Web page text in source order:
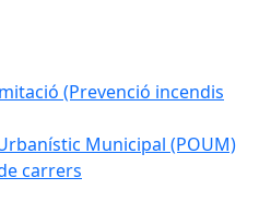
(Prevenció incendis
Municipal (POUM)
carrers